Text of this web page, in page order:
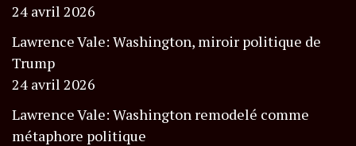
24 avril 2026
Lawrence Vale: Washington, miroir politique de
Trump
24 avril 2026
Lawrence Vale: Washington remodelé comme
métaphore politique